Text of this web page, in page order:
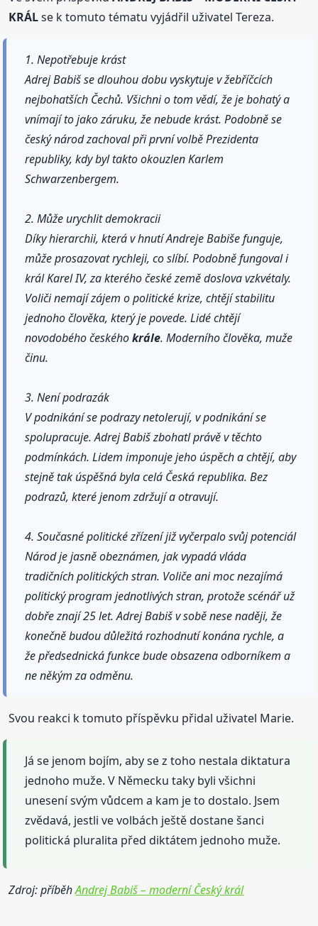
KRÁLse k tomuto tématu vyjádřil uživatel Tereza.
1. Nepotřebuje krást
Adrej Babiš se dlouhou dobu vyskytuje v žebříčcích
nejbohatších Čechů. Všichni o tom vědí, že je bohatý a
vnímají to jako záruku, že nebude krást. Podobně se
český národ zachoval při první volbě Prezidenta
republiky, kdy byl takto okouzlen Karlem
Schwarzenbergem.
2. Může urychlit demokracii
Díky hierarchii, která v hnutí Andreje Babiše funguje,
může prosazovat rychleji, co slíbí. Podobně fungoval i
král Karel IV, za kterého české země doslova vzkvétaly.
Voliči nemají zájem o politické krize, chtějí stabilitu
jednoho člověka, který je povede. Lidé chtějí
novodobého českéhokrále. Moderního člověka, muže
činu.
3. Není podrazák
V podnikání se podrazy netolerují, v podnikání se
spolupracuje. Adrej Babiš zbohatl právě v těchto
podmínkách. Lidem imponuje jeho úspěch a chtějí, aby
stejně tak úspěšná byla celá Česká republika. Bez
podrazů, které jenom zdržují a otravují.
4. Současné politické zřízení již vyčerpalo svůj potenciál
Národ je jasně obeznámen, jak vypadá vláda
tradičních politických stran. Voliče ani moc nezajímá
politický program jednotlivých stran, protože scénář už
dobře znají 25 let. Adrej Babiš v sobě nese naději, že
konečně budou důležitá rozhodnutí konána rychle, a
že předsednická funkce bude obsazena odborníkem a
ne někým za odměnu.
Svou reakci k tomuto příspěvku přidal uživatel Marie.
Já se jenom bojím, aby se z toho nestala diktatura
jednoho muže. V Německu taky byli všichni
unesení svým vůdcem a kam je to dostalo. Jsem
zvědavá, jestli ve volbách ještě dostane šanci
politická pluralita před diktátem jednoho muže.
Zdroj: příběhAndrej Babiš – moderní Český král